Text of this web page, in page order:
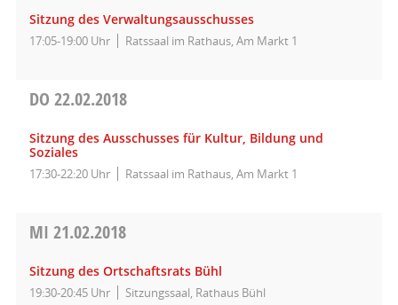
Sitzung des Verwaltungsausschusses
17:05-19:00 Uhr Ratssaal im Rathaus, Am Markt 1
DO 22.02.2018
Sitzung des Ausschusses für Kultur, Bildung und
Soziales
17:30-22:20 Uhr Ratssaal im Rathaus, Am Markt 1
MI 21.02.2018
Sitzung des Ortschaftsrats Bühl
19:30-20:45 Uhr Sitzungssaal, Rathaus Bühl